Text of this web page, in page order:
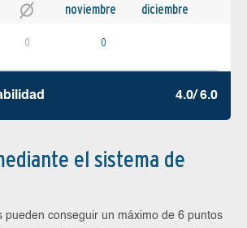
noviembre diciembre
0 0
4.0/ 6.0
el sistema de
pueden conseguir un máximo de 6 puntos